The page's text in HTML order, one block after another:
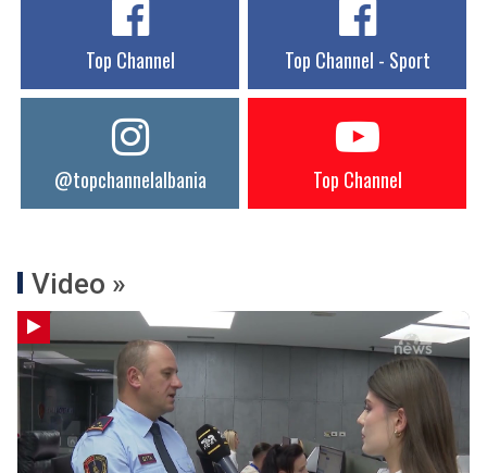
Top Channel Top Channel - Sport
@topchannelalbania Top Channel
Video »